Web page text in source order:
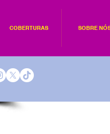
COBERTURAS SOBRE